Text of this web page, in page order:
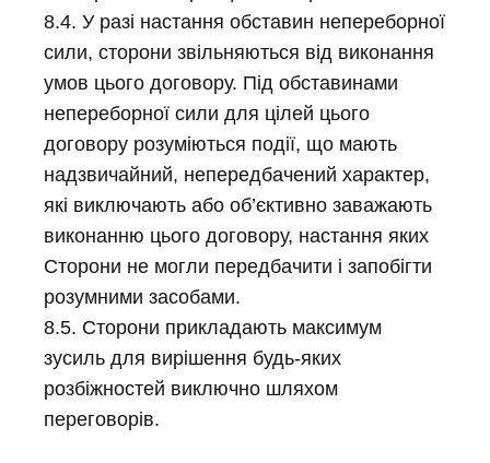
8.4. У разі настання обставин непереборної
сили, сторони звільняються від виконання
умов цього договору. Під обставинами
непереборної сили для цілей цього
договору розуміються події, що мають
надзвичайний, непередбачений характер,
які виключають або об’єктивно заважають
виконанню цього договору, настання яких
Сторони не могли передбачити і запобігти
розумними засобами.
8.5. Сторони прикладають максимум
зусиль для вирішення будь-яких
розбіжностей виключно шляхом
переговорів.